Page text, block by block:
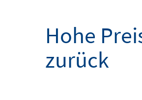
Hohe
zurück